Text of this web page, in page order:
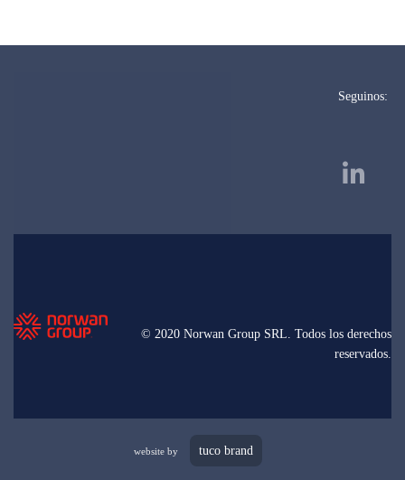
Seguinos:
© 2020 Norwan Group SRL. Todos los derechos
reservados.
website by tuco brand